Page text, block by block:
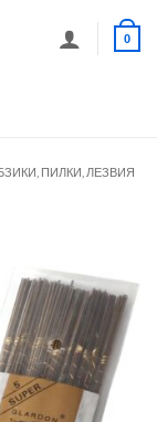
0
ПИЛКИ, ЛЕЗВИЯ